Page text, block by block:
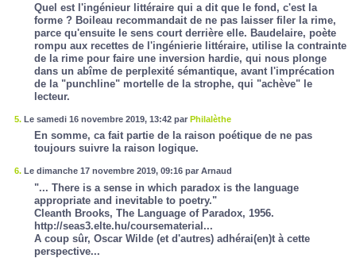
Quel est l'ingénieur littéraire qui a dit que le fond, c'est la
forme ? Boileau recommandait de ne pas laisser filer la rime,
parce qu'ensuite le sens court derrière elle. Baudelaire, poète
rompu aux recettes de l'ingénierie littéraire, utilise la contrainte
de la rime pour faire une inversion hardie, qui nous plonge
dans un abîme de perplexité sémantique, avant l'imprécation
de la "punchline" mortelle de la strophe, qui "achève" le
lecteur.
5. Le samedi 16 novembre 2019, 13:42 par Philalèthe
En somme, ca fait partie de la raison poétique de ne pas
toujours suivre la raison logique.
6. Le dimanche 17 novembre 2019, 09:16 par Arnaud
"... There is a sense in which paradox is the language
appropriate and inevitable to poetry."
Cleanth Brooks, The Language of Paradox, 1956.
http://seas3.elte.hu/coursematerial...
A coup sûr, Oscar Wilde (et d'autres) adhérai(en)t à cette
perspective...